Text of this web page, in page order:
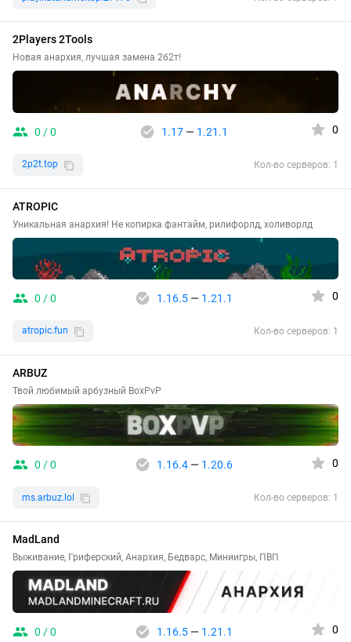
2Players 2Tools
Новая анархия, лучшая замена 2б2т!
0 / 0 1.17— 1.21.1 0
2p2t.top Кол-во серверов: 1
ATROPIC
Уникальная анархия! Не копирка фантайм, рилифорлд, холиворлд
0 / 0 1.16.5— 1.21.1 0
atropic.fun Кол-во серверов: 1
ARBUZ
Твой любимый арбузный BoxPvP
0 / 0 1.16.4— 1.20.6 0
ms.arbuz.lol Кол-во серверов: 1
MadLand
Выживание, Гриферский, Анархия, Бедварс, Миниигры, ПВП
0 / 0 1.16.5— 1.21.1 0